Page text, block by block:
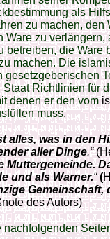
als
zu machen,
Ware zu
betreiben, die Ware
machen. Die
gesetzgeberischen
Richtlinien für
denen er den vom
muss.
alles, was in den
aller Dinge.“
Muttergemeinde.
und als Warner.“(
Gemeinschaft,
des Autors)